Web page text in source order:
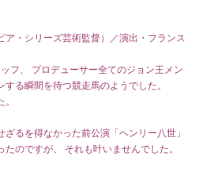
・シリーズ芸術監督）／演出・フランス
フ、 プロデューサー全てのジョン王メン
る瞬間を待つ競走馬のようでした。
るを得なかった前公演「ヘンリー八世」
のですが、 それも叶いませんでした。